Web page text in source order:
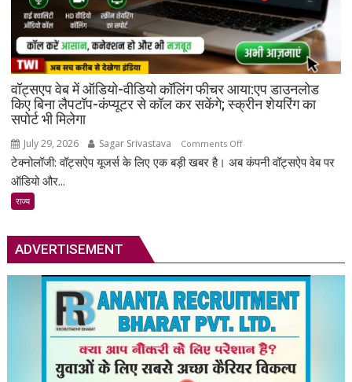
का
आरोप,
एप
पर
का
खतरा
वॉट्सएप वेब में ऑडियो-वीडियो कॉलिंग फीचर आया:एप डाउनलोड
किए बिना लैपटॉप-कंप्यूटर से कॉल कर सकेंगे; स्क्रीन शेयरिंग का
सपोर्ट भी मिलेगा
July 29, 2026 Sagar Srivastava Comments Offon
वॉट्सएप
फीचर
आया:एप
डाउनलोड
किए
बिना
लैपटॉप-
कंप्यूटर
टेक्नोलॉजी: वॉट्सऐप यूजर्स के लिए एक बड़ी खबर है। अब कंपनी वॉट्सऐप वेब पर
ऑडियो और...
राज्य
ADVERTISEMENT